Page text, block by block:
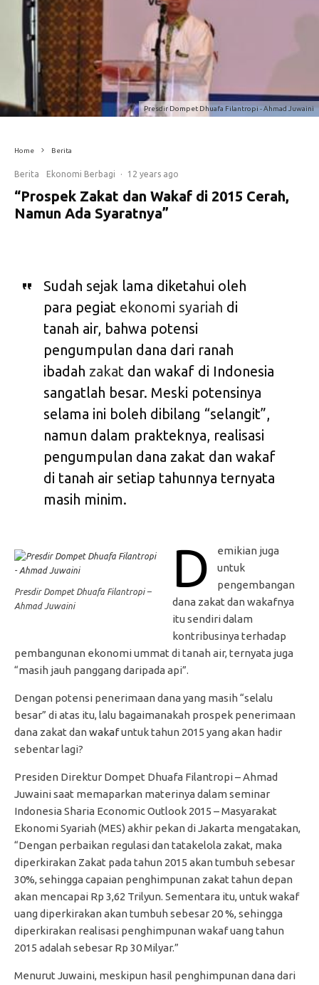
Presdir Dompet Dhuafa Filantropi - Ahmad Juwaini
Home Berita
Berita Ekonomi Berbagi · 12 years ago
“Prospek Zakat dan Wakaf di 2015 Cerah,
Namun Ada Syaratnya”
Sudah sejak lama diketahui oleh
para pegiat ekonomi syariah di
tanah air, bahwa potensi
pengumpulan dana dari ranah
ibadah zakatdan wakaf di Indonesia
sangatlah besar. Meski potensinya
selama ini boleh dibilang “selangit”,
namun dalam prakteknya, realisasi
pengumpulan dana zakat dan wakaf
di tanah air setiap tahunnya ternyata
masih minim.
Presdir Dompet Dhuafa Filantropi –
Ahmad Juwaini
D
emikian juga
untuk
pengembangan
dana zakat dan wakafnya
itu sendiri dalam
kontribusinya terhadap
pembangunan ekonomi ummat di tanah air, ternyata juga
“masih jauh panggang daripada api”.
Dengan potensi penerimaan dana yang masih “selalu
besar” di atas itu, lalu bagaimanakah prospek penerimaan
dana zakat danwakafuntuk tahun 2015 yang akan hadir
sebentar lagi?
Presiden Direktur Dompet Dhuafa Filantropi – Ahmad
Juwaini saat memaparkan materinya dalam seminar
Indonesia Sharia Economic Outlook 2015 – Masyarakat
Ekonomi Syariah (MES) akhir pekan di Jakarta mengatakan,
“Dengan perbaikan regulasi dan tatakelola zakat, maka
diperkirakan Zakat pada tahun 2015 akan tumbuh sebesar
30%, sehingga capaian penghimpunan zakat tahun depan
akan mencapai Rp 3,62 Trilyun. Sementara itu, untuk wakaf
uang diperkirakan akan tumbuh sebesar 20 %, sehingga
diperkirakan realisasi penghimpunan wakaf uang tahun
2015 adalah sebesar Rp 30 Milyar.”
Menurut Juwaini, meskipun hasil penghimpunan dana dari